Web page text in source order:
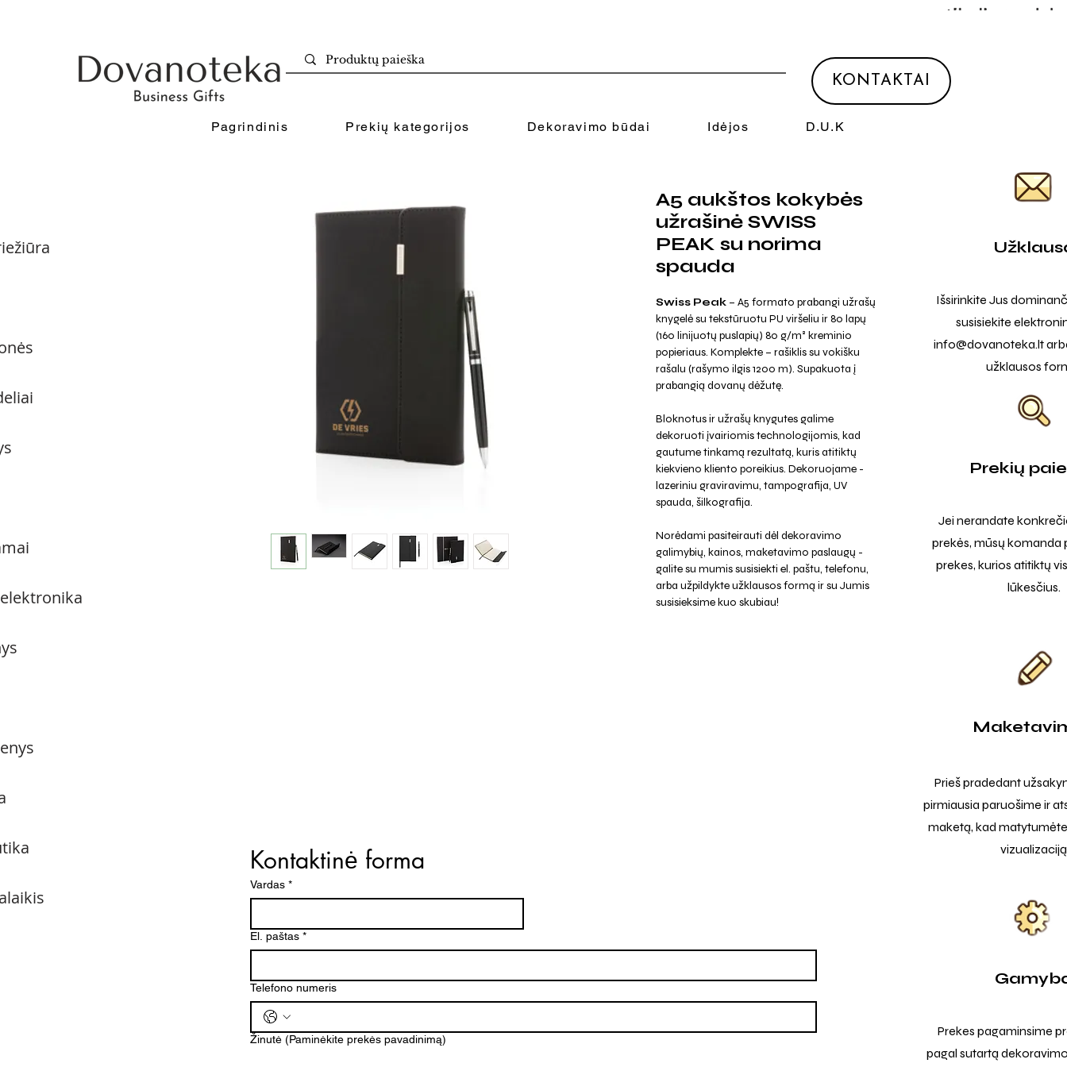
Pagrindinis Prekių kategorijos Dekoravimo būdai Idėjos D.U.K
KONTAKTAI
A5 aukštos kokybės
užrašinė SWISS
PEAK su norima
spauda
Swiss Peak– A5 formato prabangi užrašų
knygelė su tekstūruotu PU viršeliu ir 80 lapų
(160 linijuotų puslapių) 80 g/m² kreminio
popieriaus. Komplekte – rašiklis su vokišku
rašalu (rašymo ilgis 1200 m). Supakuota į
prabangią dovanų dėžutę.
Bloknotus ir užrašų knygutes galime
dekoruoti įvairiomis technologijomis, kad
gautume tinkamą rezultatą, kuris atitiktų
kiekvieno kliento poreikius. Dekoruojame -
lazeriniu graviravimu, tampografija, UV
spauda, šilkografija.
Norėdami pasiteirauti dėl dekoravimo
galimybių, kainos, maketavimo paslaugų -
galite su mumis susisiekti el. paštu, telefonu,
arba užpildykte užklausos formą ir su Jumis
susisieksime kuo skubiau!
Išsirinkite Jus
susisiekite
info@dovanoteka.lt
užklausos
Prekių
Jei nerandate
prekės, mūsų komanda
prekes, kurios atitiktų
lūkesčius.
Kontaktinė forma
Vardas *
El. paštas *
Telefono numeris
Žinutė (Paminėkite prekės pavadinimą)
Prieš pradedant
pirmiausia paruošime ir
maketą, kad
vizualizaciją
Prekes pagaminsime
pagal sutartą